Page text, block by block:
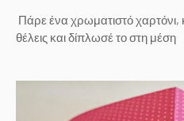
Πάρε ένα χρωματιστό χαρτόνι,
θέλεις και δίπλωσέ το στη μέση